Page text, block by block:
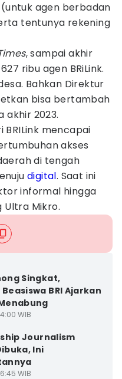
(untuk agen berbadan
tentunya rekening
, sampai akhir
ribu agen BRiLink.
Bahkan Direktur
bisa bertambah
akhir 2023.
mencapai
akses
di tengah
digital. Saat ini
informal hingga
Ultra Mikro.
Singkat,
BRI Ajarkan
WIB
Journalism
Ini
WIB